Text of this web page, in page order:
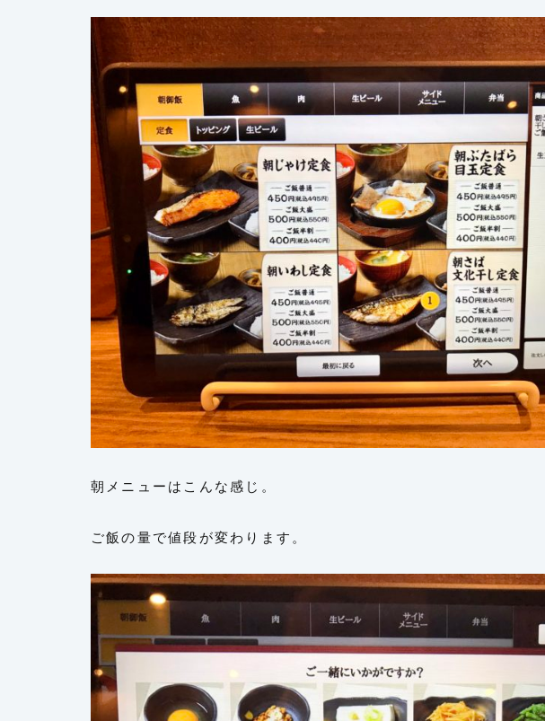
朝メニューはこんな感じ。
ご飯の量で値段が変わります。